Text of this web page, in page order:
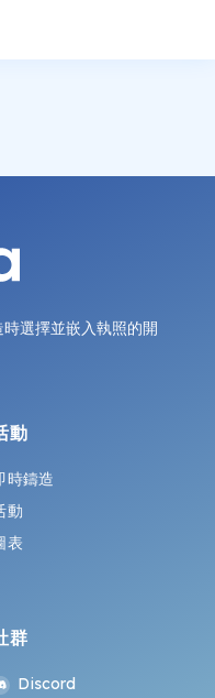
選擇並嵌入執照的開
動
時鑄造
動
表
群
Discord